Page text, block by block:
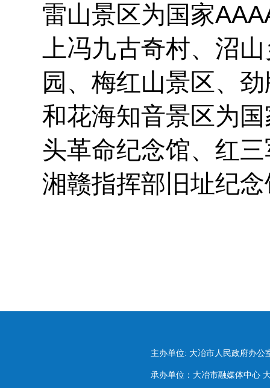
雷山景区为国家
上冯九古奇村、沼
园、梅红山景区、
和花海知音景区为
头革命纪念馆、红
湘赣指挥部旧址纪
主办单位: 大冶市人民政府办公
承办单位：大冶市融媒体中心